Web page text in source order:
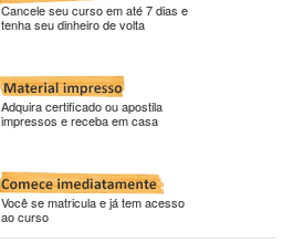
Cancele seu curso em até 7 dias e
tenha seu dinheiro de volta
Adquira certificado ou apostila
impressos e receba em casa
Você se matricula e já tem acesso
ao curso